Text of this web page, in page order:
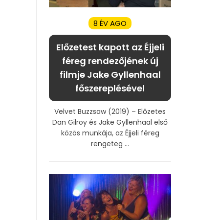
8 ÉV AGO
Előzetest kapott az Éjjeli
féreg rendezőjének új
filmje Jake Gyllenhaal
főszereplésével
Velvet Buzzsaw (2019) – Előzetes
Dan Gilroy és Jake Gyllenhaal első
közös munkája, az Éjjeli féreg
rengeteg ...